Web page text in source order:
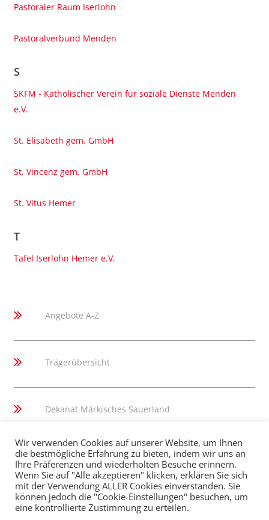
Pastoraler Raum Iserlohn
Pastoralverbund Menden
S
SKFM - Katholischer Verein für soziale Dienste Menden
e.V.
St. Elisabeth gem. GmbH
St. Vincenz gem. GmbH
St. Vitus Hemer
T
Tafel Iserlohn Hemer e.V.
Angebote A-Z
Trägerübersicht
Dekanat Märkisches Sauerland
Wir verwenden Cookies auf unserer Website, um Ihnen
die bestmögliche Erfahrung zu bieten, indem wir uns an
Ihre Präferenzen und wiederholten Besuche erinnern.
Wenn Sie auf "Alle akzeptieren" klicken, erklären Sie sich
mit der Verwendung ALLER Cookies einverstanden. Sie
können jedoch die "Cookie-Einstellungen" besuchen, um
eine kontrollierte Zustimmung zu erteilen.